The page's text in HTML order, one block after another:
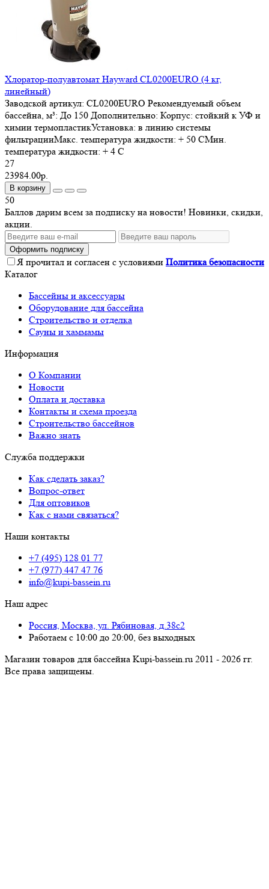
Хлоратор-полуавтомат Hayward CL0200EURO (4 кг,
линейный)
Заводской артикул: CL0200EURO Рекомендуемый объем
бассейна, м³: До 150 Дополнительно: Корпус: стойкий к УФ и
химии термопластикУстановка: в линию системы
фильтрацииМакс. температура жидкости: + 50 СМин.
температура жидкости: + 4 С
27
23984.00р.
В корзину
50
Баллов дарим всем за подписку на новости! Новинки, скидки,
акции.
Оформить подписку
Я прочитал и согласен с условиями Политика безопасности
Каталог
Бассейны и аксессуары
Оборудование для бассейна
Строительство и отделка
Сауны и хаммамы
Информация
О Компании
Новости
Оплата и доставка
Контакты и схема проезда
Строительство бассейнов
Важно знать
Служба поддержки
Как сделать заказ?
Вопрос-ответ
Для оптовиков
Как с нами связаться?
Наши контакты
+7 (495) 128 01 77
+7 (977) 447 47 76
info@kupi-bassein.ru
Наш адрес
Россия, Москва, ул. Рябиновая, д.38с2
Работаем с 10:00 до 20:00, без выходных
Магазин товаров для бассейна Kupi-bassein.ru 2011 - 2026 гг.
Все пра­ва за­щи­ще­ны.